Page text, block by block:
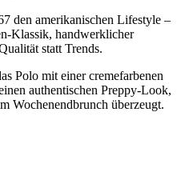
den amerikanischen Lifestyle –
Klassik, handwerklicher
statt Trends.
Polo mit einer cremefarbenen
authentischen Preppy-Look,
Wochenendbrunch überzeugt.